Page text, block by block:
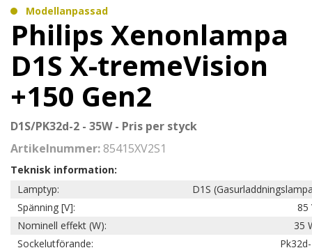
Modellanpassad
Philips Xenonlampa
D1S X-tremeVision
+150 Gen2
D1S/PK32d-2 - 35W - Pris per styck
Artikelnummer: 85415XV2S1
Teknisk information:
Lamptyp:
D1S
Spänning [V]:
85
Nominell effekt (W):
35
Sockelutförande: